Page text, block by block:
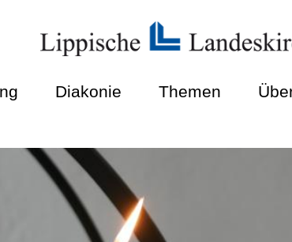
Diakonie Themen